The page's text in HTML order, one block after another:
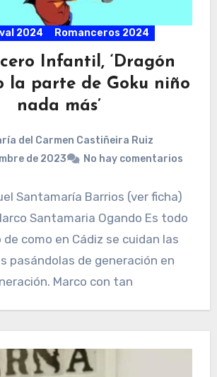
2024 Romanceros 2024
Infantil, ‘Dragón
la parte de Goku niño
nada más’
del Carmen Castiñeira Ruiz
de 2023
No hay comentarios
Santamaría Barrios (ver ficha)
Santamaria Ogando Es todo
como en Cádiz se cuidan las
pasándolas de generación en
Marco con tan